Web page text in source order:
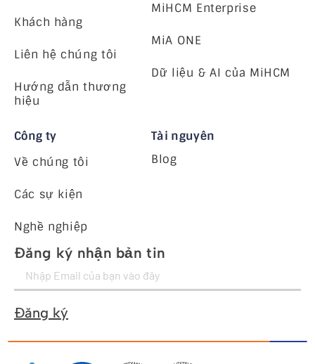
Khách hàng
Liên hệ chúng tôi
Hướng dẫn thương
hiệu
MiHCM Enterprise
MiA ONE
Dữ liệu & AI của MiHCM
Công ty
Về chúng tôi
Các sự kiện
Nghề nghiệp
Tài nguyên
Blog
Đăng ký nhận bản tin
Đăng ký